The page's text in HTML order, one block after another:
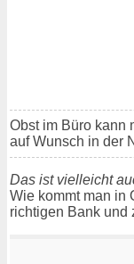
Obst im Büro kann
auf Wunsch in der
Das ist vielleicht
Wie kommt man in
richtigen Bank und